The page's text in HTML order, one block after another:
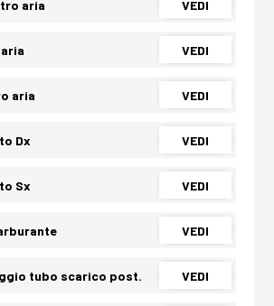
aria VEDI
VEDI
aria VEDI
Dx VEDI
Sx VEDI
VEDI
tubo scarico post. VEDI